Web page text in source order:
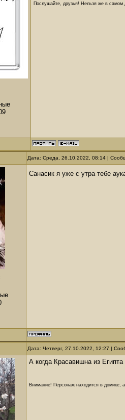
Послушайте, друзья! Нельзя же в самом
Дата: Среда, 26.10.2022, 08:14 |
Санасик я уже с утра тебе
Дата: Четверг, 27.10.2022, 12:27 |
А когда Красавишна из Египта
Внимание! Персонаж находится в домике,